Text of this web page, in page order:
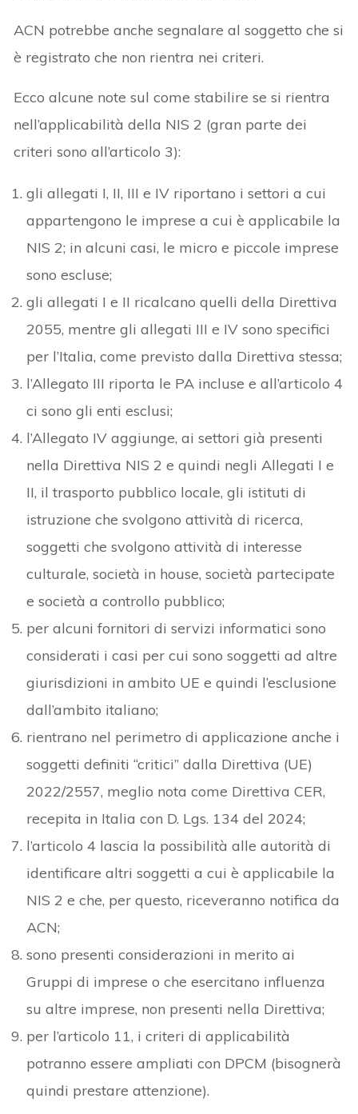
ACN potrebbe anche segnalare al soggetto che si
è registrato che non rientra nei criteri.
Ecco alcune note sul come stabilire se si rientra
nell’applicabilità della NIS 2 (gran parte dei
criteri sono all’articolo 3):
gli allegati I, II, III e IV riportano i settori a cui
appartengono le imprese a cui è applicabile la
NIS 2; in alcuni casi, le micro e piccole imprese
sono escluse;
gli allegati I e II ricalcano quelli della Direttiva
2055, mentre gli allegati III e IV sono specifici
per l’Italia, come previsto dalla Direttiva stessa;
l’Allegato III riporta le PA incluse e all’articolo 4
ci sono gli enti esclusi;
l’Allegato IV aggiunge, ai settori già presenti
nella Direttiva NIS 2 e quindi negli Allegati I e
II, il trasporto pubblico locale, gli istituti di
istruzione che svolgono attività di ricerca,
soggetti che svolgono attività di interesse
culturale, società in house, società partecipate
e società a controllo pubblico;
per alcuni fornitori di servizi informatici sono
considerati i casi per cui sono soggetti ad altre
giurisdizioni in ambito UE e quindi l’esclusione
dall’ambito italiano;
rientrano nel perimetro di applicazione anche i
soggetti definiti “critici” dalla Direttiva (UE)
2022/2557, meglio nota come Direttiva CER,
recepita in Italia con D. Lgs. 134 del 2024;
l’articolo 4 lascia la possibilità alle autorità di
identificare altri soggetti a cui è applicabile la
NIS 2 e che, per questo, riceveranno notifica da
ACN;
sono presenti considerazioni in merito ai
Gruppi di imprese o che esercitano influenza
su altre imprese, non presenti nella Direttiva;
per l’articolo 11, i criteri di applicabilità
potranno essere ampliati con DPCM (bisognerà
quindi prestare attenzione).